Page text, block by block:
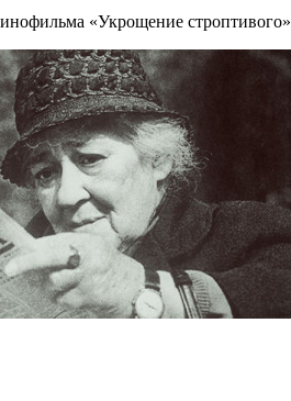
«Укрощение строптивого»